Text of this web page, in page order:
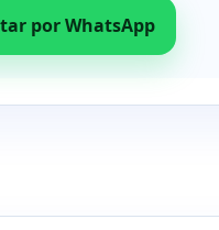
por WhatsApp